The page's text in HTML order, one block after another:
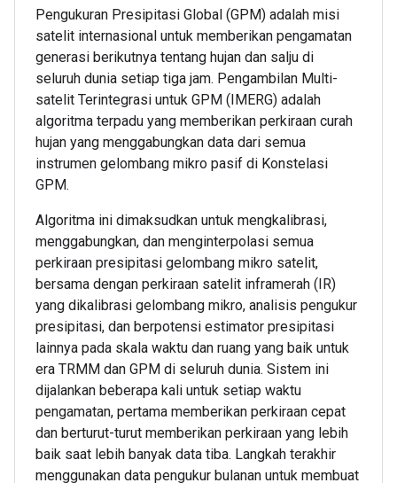
Pengukuran Presipitasi Global (GPM) adalah misi
satelit internasional untuk memberikan pengamatan
generasi berikutnya tentang hujan dan salju di
seluruh dunia setiap tiga jam. Pengambilan Multi-
satelit Terintegrasi untuk GPM (IMERG) adalah
algoritma terpadu yang memberikan perkiraan curah
hujan yang menggabungkan data dari semua
instrumen gelombang mikro pasif di Konstelasi
GPM.
Algoritma ini dimaksudkan untuk mengkalibrasi,
menggabungkan, dan menginterpolasi semua
perkiraan presipitasi gelombang mikro satelit,
bersama dengan perkiraan satelit inframerah (IR)
yang dikalibrasi gelombang mikro, analisis pengukur
presipitasi, dan berpotensi estimator presipitasi
lainnya pada skala waktu dan ruang yang baik untuk
era TRMM dan GPM di seluruh dunia. Sistem ini
dijalankan beberapa kali untuk setiap waktu
pengamatan, pertama memberikan perkiraan cepat
dan berturut-turut memberikan perkiraan yang lebih
baik saat lebih banyak data tiba. Langkah terakhir
menggunakan data pengukur bulanan untuk membuat